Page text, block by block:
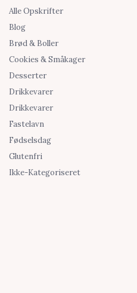
Alle Opskrifter
Blog
Brød & Boller
Cookies & Småkager
Desserter
Drikkevarer
Drikkevarer
Fastelavn
Fødselsdag
Glutenfri
Ikke-Kategoriseret